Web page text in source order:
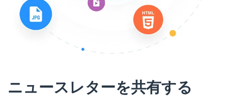
ニュースレターを共有する